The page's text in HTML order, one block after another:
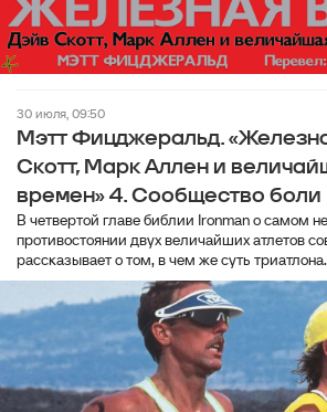
30 июля, 09:50
Мэтт Фицджеральд.
Скотт, Марк Аллен и
времен» 4. Сообщество боли
В четвертой главе библии Ironman о самом
противостоянии двух величайших атлетов
рассказывает о том, в чем же суть